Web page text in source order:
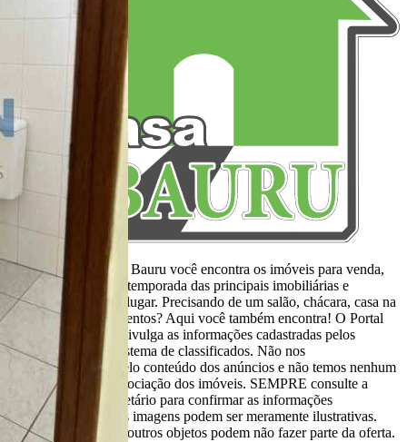
Aqui, no Portal Casa Bauru você encontra os imóveis para venda,
locação e aluguel de temporada das principais imobiliárias e
corretores em um só lugar. Precisando de um salão, chácara, casa na
praia ou sítio para eventos? Aqui você também encontra! O Portal
Casa Bauru apenas divulga as informações cadastradas pelos
usuários como um sistema de classificados. Não nos
responsabilizamos pelo conteúdo dos anúncios e não temos nenhum
envolvimento na negociação dos imóveis. SEMPRE consulte a
imobiliária ou proprietário para confirmar as informações
anunciadas. Algumas imagens podem ser meramente ilustrativas.
Itens de decoração e outros objetos podem não fazer parte da oferta.